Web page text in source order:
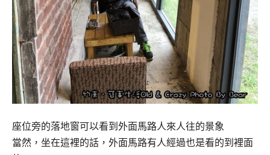
座位旁的落地窗可以看到外面馬路人來人往的景象
當然，坐在這裡的話，外面馬路有人經過也是看的到裡面